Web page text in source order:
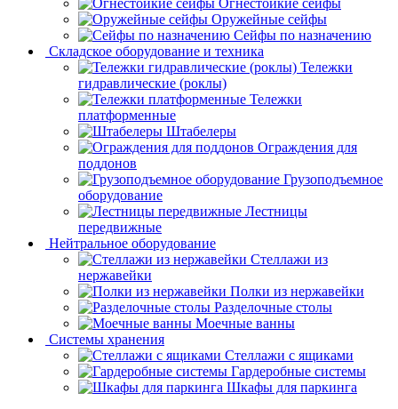
Огнестойкие сейфы
Оружейные сейфы
Сейфы по назначению
Складское оборудование и техника
Тележки
гидравлические (роклы)
Тележки
платформенные
Штабелеры
Ограждения для
поддонов
Грузоподъемное
оборудование
Лестницы
передвижные
Нейтральное оборудование
Стеллажи из
нержавейки
Полки из нержавейки
Разделочные столы
Моечные ванны
Системы хранения
Стеллажи с ящиками
Гардеробные системы
Шкафы для паркинга